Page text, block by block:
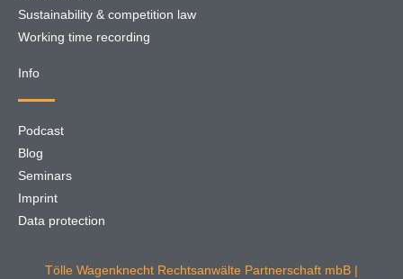
Sustainability & competition law
Working time recording
Info
Podcast
Blog
Seminars
Imprint
Data protection
Tölle Wagenknecht Rechtsanwälte Partnerschaft mbB |